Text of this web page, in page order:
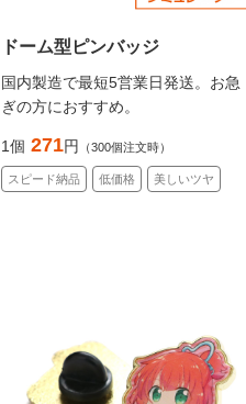
ドーム型ピンバッジ
国内製造で最短5営業日発送。お急
ぎの方におすすめ。
1個 271円 （300個注文時）
スピード納品 低価格 美しいツヤ